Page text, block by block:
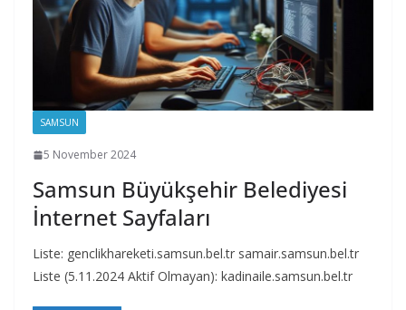
SAMSUN
5 November 2024
Samsun Büyükşehir Belediyesi
İnternet Sayfaları
Liste: genclikhareketi.samsun.bel.tr samair.samsun.bel.tr
Liste (5.11.2024 Aktif Olmayan): kadinaile.samsun.bel.tr